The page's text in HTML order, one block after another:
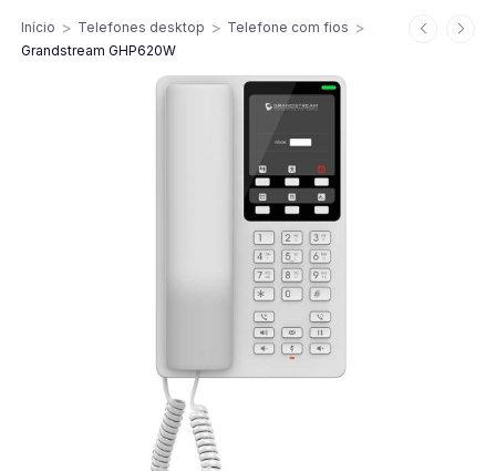
Início > Telefones desktop > Telefone com fios >
Grandstream GHP620W